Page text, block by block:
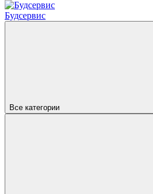
Будсервис
Все категории